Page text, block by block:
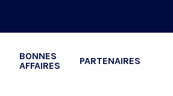
BONNES
AFFAIRES
PARTENAIRES